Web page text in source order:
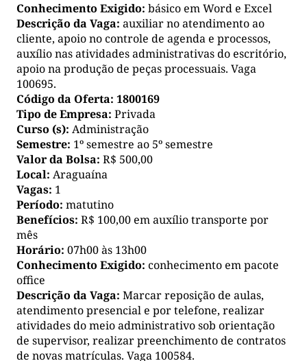
Conhecimento Exigido: básico em Word e Excel
Descrição da Vaga: auxiliar no atendimento ao
cliente, apoio no controle de agenda e processos,
auxílio nas atividades administrativas do escritório,
apoio na produção de peças processuais. Vaga
100695.
Código da Oferta: 1800169
Tipo de Empresa: Privada
Curso (s): Administração
Semestre: 1º semestre ao 5º semestre
Valor da Bolsa: R$ 500,00
Local: Araguaína
Vagas: 1
Período: matutino
Benefícios: R$ 100,00 em auxílio transporte por
mês
Horário: 07h00 às 13h00
Conhecimento Exigido: conhecimento em pacote
office
Descrição da Vaga: Marcar reposição de aulas,
atendimento presencial e por telefone, realizar
atividades do meio administrativo sob orientação
de supervisor, realizar preenchimento de contratos
de novas matrículas. Vaga 100584.